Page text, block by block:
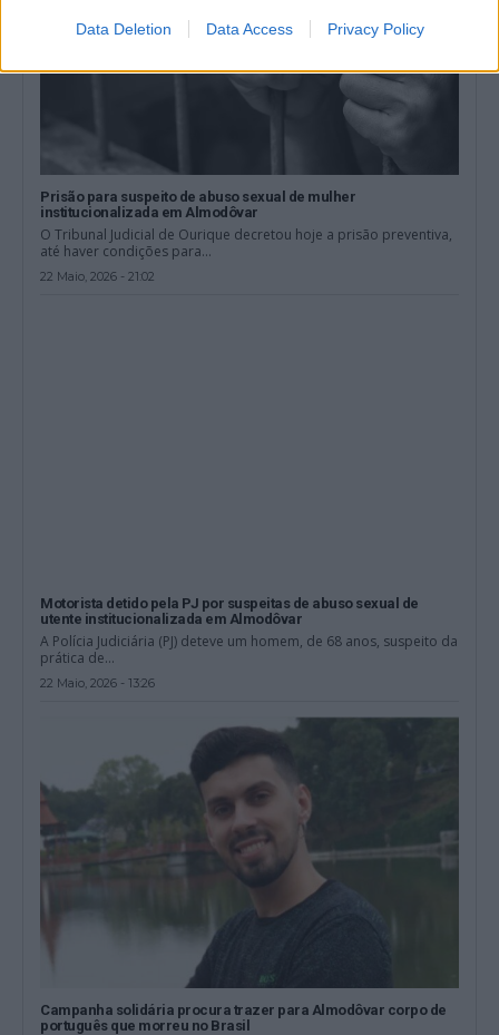
Data Deletion Data Access Privacy Policy
Prisão para suspeito de abuso sexual de mulher
institucionalizada em Almodôvar
O Tribunal Judicial de Ourique decretou hoje a prisão preventiva,
até haver condições para...
22 Maio, 2026 - 21:02
Motorista detido pela PJ por suspeitas de abuso sexual de
utente institucionalizada em Almodôvar
A Polícia Judiciária (PJ) deteve um homem, de 68 anos, suspeito da
prática de...
22 Maio, 2026 - 13:26
Campanha solidária procura trazer para Almodôvar corpo de
português que morreu no Brasil